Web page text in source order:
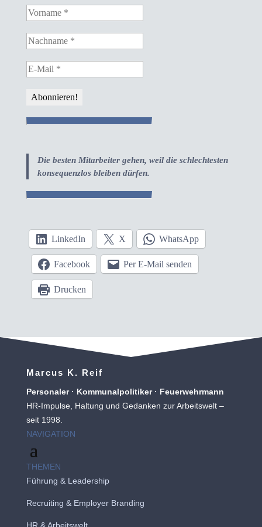
Die besten Mitarbeiter gehen, weil die schlechtesten
konsequenzlos bleiben dürfen.
LinkedIn X WhatsApp
Facebook Per E-Mail senden
Drucken
Marcus K. Reif
Personaler · Kommunalpolitiker · Feuerwehrmann
HR-Impulse, Haltung und Gedanken zur Arbeitswelt –
seit 1998.
NAVIGATION
THEMEN
Führung & Leadership
Recruiting & Employer Branding
HR & Arbeitswelt